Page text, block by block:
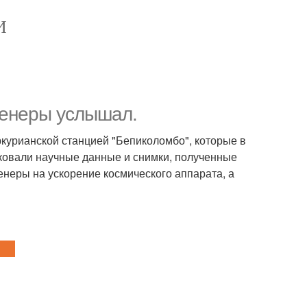
услышал.
станцией "Бепиколомбо", которые в
научные данные и снимки, полученные
на ускорение космического аппарата, а